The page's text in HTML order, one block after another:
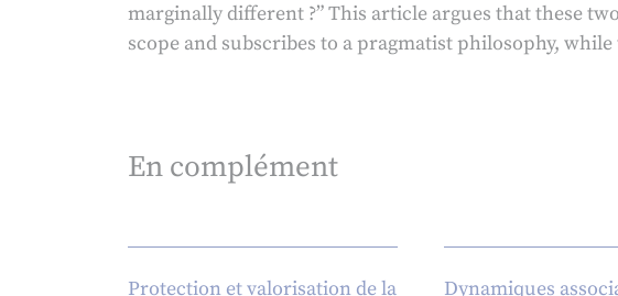
marginally different ?” This article argues that these
scope and subscribes to a pragmatist philosophy,
En complément
Protection et valorisation de la
Dynamiques